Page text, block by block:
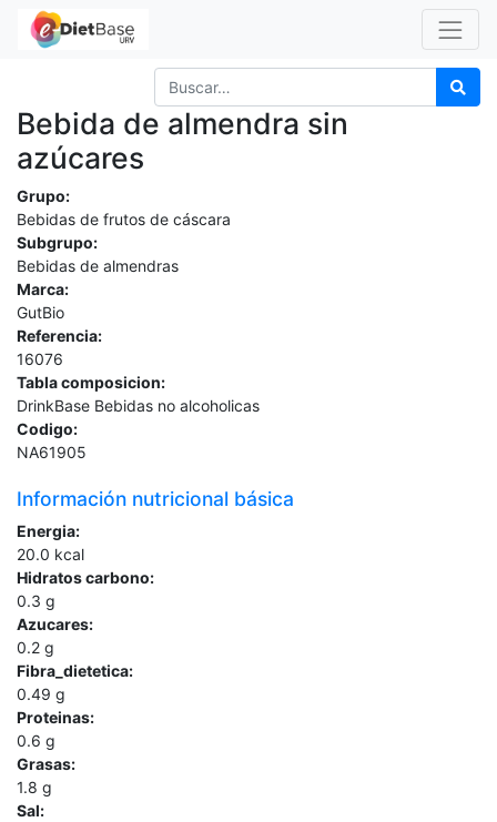
Bebida de almendra sin
azúcares
Grupo:
Bebidas de frutos de cáscara
Subgrupo:
Bebidas de almendras
Marca:
GutBio
Referencia:
16076
Tabla composicion:
DrinkBase Bebidas no alcoholicas
Codigo:
NA61905
Información nutricional básica
Energia:
20.0 kcal
Hidratos carbono:
0.3 g
Azucares:
0.2 g
Fibra_dietetica:
0.49 g
Proteinas:
0.6 g
Grasas:
1.8 g
Sal: